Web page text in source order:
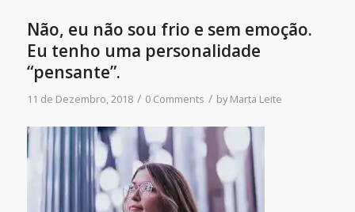
Não, eu não sou frio e sem emoção.
Eu tenho uma personalidade
“pensante”.
11 de Dezembro, 2018 / 0 Comments / byMarta Leite